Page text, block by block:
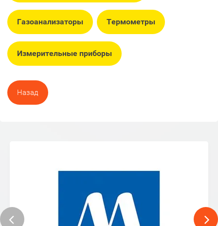
Газоанализаторы Термометры
Измерительные приборы
Назад